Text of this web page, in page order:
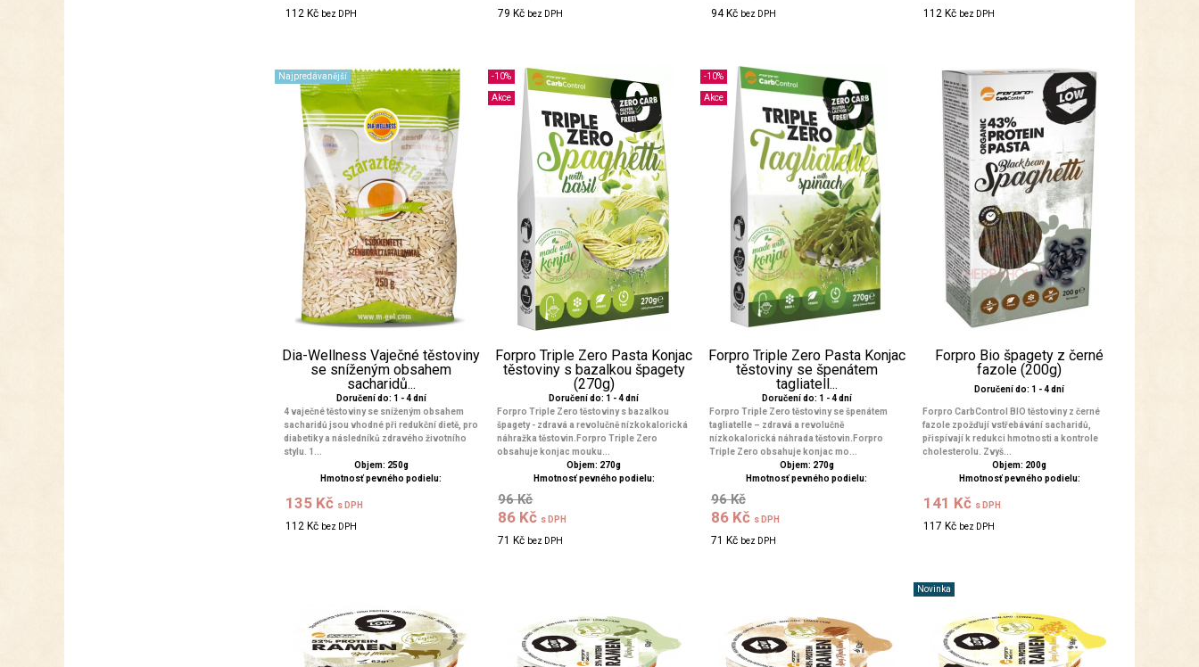
112 Kč bez DPH 79 Kč bez DPH 94 Kč bez DPH 112 Kč bez DPH
Najpredávanější
Dia-Wellness Vaječné těstoviny
se sníženým obsahem
sacharidů...
Doručení do: 1 - 4 dní
4 vaječné těstoviny se sníženým obsahem
sacharidů jsou vhodné při redukční dietě, pro
diabetiky a následníků zdravého životního
stylu. 1...
Objem: 250g
Hmotnosť pevného podielu:
135 Kč s DPH
112 Kč bez DPH
-10%
Akce
Forpro Triple Zero Pasta Konjac
těstoviny s bazalkou špagety
(270g)
Doručení do: 1 - 4 dní
Forpro Triple Zero těstoviny s bazalkou
špagety - zdravá a revolučně nízkokalorická
náhražka těstovin.Forpro Triple Zero
obsahuje konjac mouku...
Objem: 270g
Hmotnosť pevného podielu:
96 Kč
86 Kč s DPH
71 Kč bez DPH
-10%
Akce
Forpro Triple Zero Pasta Konjac
těstoviny se špenátem
tagliatell...
Doručení do: 1 - 4 dní
Forpro Triple Zero těstoviny se špenátem
tagliatelle – zdravá a revolučně
nízkokalorická náhrada těstovin.Forpro
Triple Zero obsahuje konjac mo...
Objem: 270g
Hmotnosť pevného podielu:
96 Kč
86 Kč s DPH
71 Kč bez DPH
Forpro Bio špagety z černé
fazole (200g)
Doručení do: 1 - 4 dní
Forpro CarbControl BIO těstoviny z černé
fazole zpožďují vstřebávání sacharidů,
přispívají k redukci hmotnosti a kontrole
cholesterolu. Zvyš...
Objem: 200g
Hmotnosť pevného podielu:
141 Kč s DPH
117 Kč bez DPH
Novinka